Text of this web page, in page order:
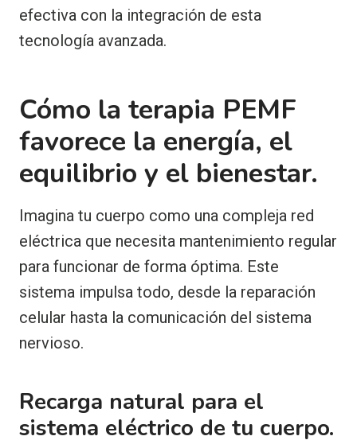
efectiva con la integración de esta
tecnología avanzada.
Cómo la terapia PEMF
favorece la energía, el
equilibrio y el bienestar.
Imagina tu cuerpo como una compleja red
eléctrica que necesita mantenimiento regular
para funcionar de forma óptima. Este
sistema impulsa todo, desde la reparación
celular hasta la comunicación del sistema
nervioso.
Recarga natural para el
sistema eléctrico de tu cuerpo.